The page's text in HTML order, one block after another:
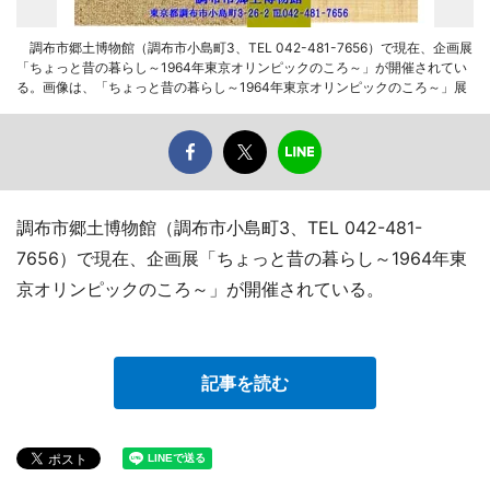
調布市郷土博物館（調布市小島町3、TEL 042-481-7656）で現在、企画展
「ちょっと昔の暮らし～1964年東京オリンピックのころ～」が開催されてい
る。画像は、「ちょっと昔の暮らし～1964年東京オリンピックのころ～」展
調布市郷土博物館（調布市小島町3、TEL 042-481-
7656）で現在、企画展「ちょっと昔の暮らし～1964年東
京オリンピックのころ～」が開催されている。
記事を読む